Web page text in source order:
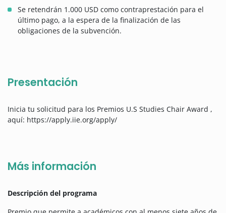
Se retendrán 1.000 USD como contraprestación para el
último pago, a la espera de la finalización de las
obligaciones de la subvención.
Presentación
Inicia tu solicitud para los Premios U.S Studies Chair Award ,
aquí: https://apply.iie.org/apply/
Más información
Descripción del programa